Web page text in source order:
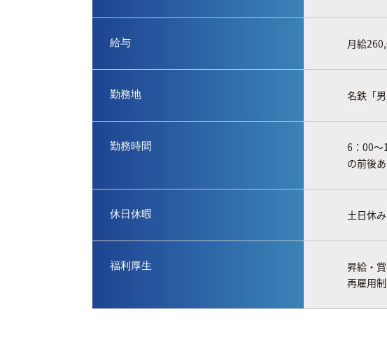
給与 月給
勤務地 名鉄「
勤務時間
6：00
の前後
休⽇休暇 土日休
福利厚生
昇給・
再雇用